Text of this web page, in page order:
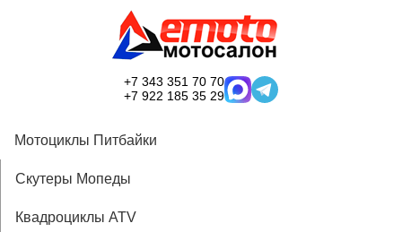
+7 343 351 70 70
+7 922 185 35 29
Мотоциклы Питбайки
Скутеры Мопеды
Квадроциклы ATV